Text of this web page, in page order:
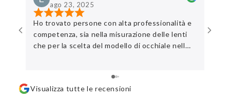
ago 23, 2025
Ho trovato persone con alta professionalità e
competenza, sia nella misurazione delle lenti
che per la scelta del modello di occhiale nell
Visualizza tutte le recensioni